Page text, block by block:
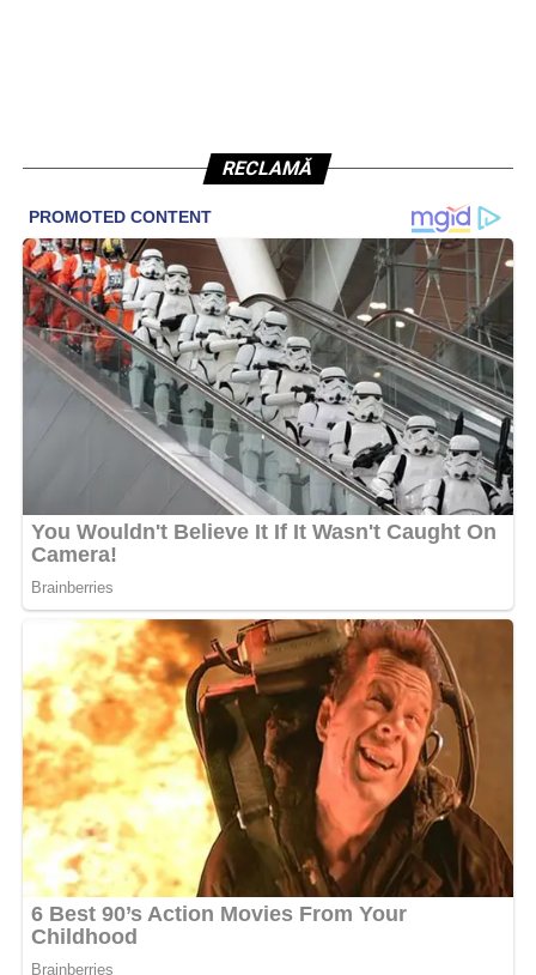
RECLAMĂ